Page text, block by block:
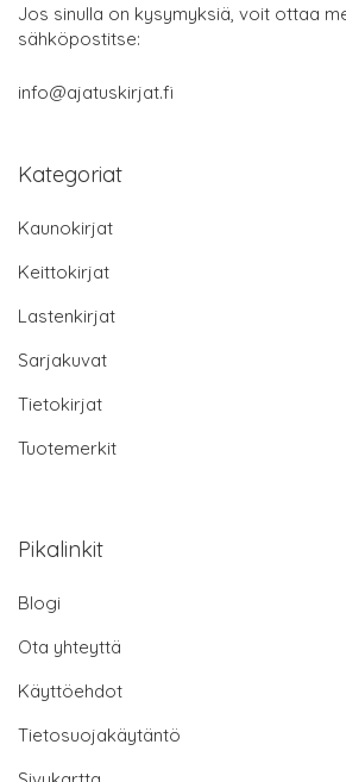
Jos sinulla on kysymyksiä, voit ottaa
sähköpostitse:
info@ajatuskirjat.fi
Kategoriat
Kaunokirjat
Keittokirjat
Lastenkirjat
Sarjakuvat
Tietokirjat
Tuotemerkit
Pikalinkit
Blogi
Ota yhteyttä
Käyttöehdot
Tietosuojakäytäntö